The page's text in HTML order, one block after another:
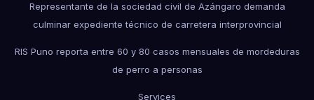
Representante de la sociedad civil de Azángaro demanda
culminar expediente técnico de carretera interprovincial
RIS Puno reporta entre 60 y 80 casos mensuales de mordeduras
de perro a personas
Services